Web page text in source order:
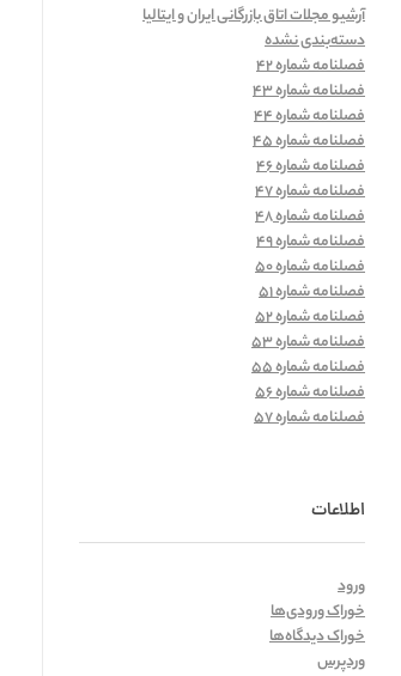
آرشیو مجلات اتاق بازرگانی ایران و ایتالیا
دسته‌بندی نشده
فصلنامه شماره 42
فصلنامه شماره 43
فصلنامه شماره 44
فصلنامه شماره 45
فصلنامه شماره 46
فصلنامه شماره 47
فصلنامه شماره 48
فصلنامه شماره 49
فصلنامه شماره 50
فصلنامه شماره 51
فصلنامه شماره 52
فصلنامه شماره 53
فصلنامه شماره 55
فصلنامه شماره 56
فصلنامه شماره 57
اطلاعات
ورود
خوراک ورودی‌ها
خوراک دیدگاه‌ها
وردپرس